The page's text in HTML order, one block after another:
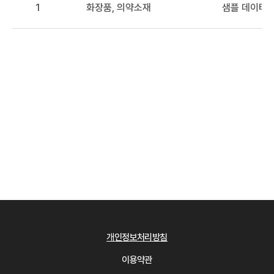
1 화장품, 의약소재 샘플 데이터1
개인정보처리방침
이용약관